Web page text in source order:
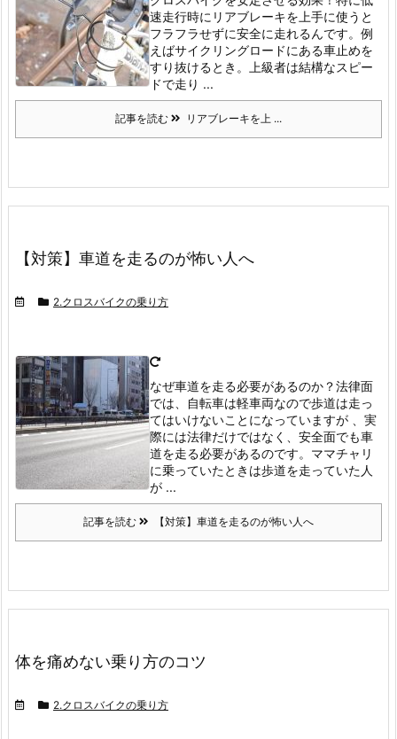
速走行時にリアブレーキを上手に使うと
フラフラせずに安全に走れるんです。 例
えばサイクリングロードにある車止めを
すり抜けるとき。
上級者は結構なスピー
ドで走り ...
記事を読む リアブレーキを上 ...
【対策】車道を走るのが怖い人へ
2.クロスバイクの乗り方
なぜ車道を走る必要があるのか？法律面
では、自転車は軽車両なので歩道は走っ
てはいけないことになっていますが 、実
際には法律だけではなく、安全面でも車
道を走る必要があるのです。 ママチャリ
に乗っていたときは歩道を走っていた人
が ...
記事を読む 【対策】車道を走るのが怖い人へ
体を痛めない乗り方のコツ
2.クロスバイクの乗り方